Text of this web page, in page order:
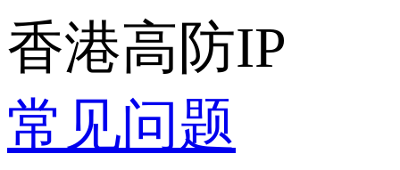
香港高防IP
常见问题